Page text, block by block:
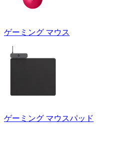
ゲーミング マウス
ゲーミング マウスパッド